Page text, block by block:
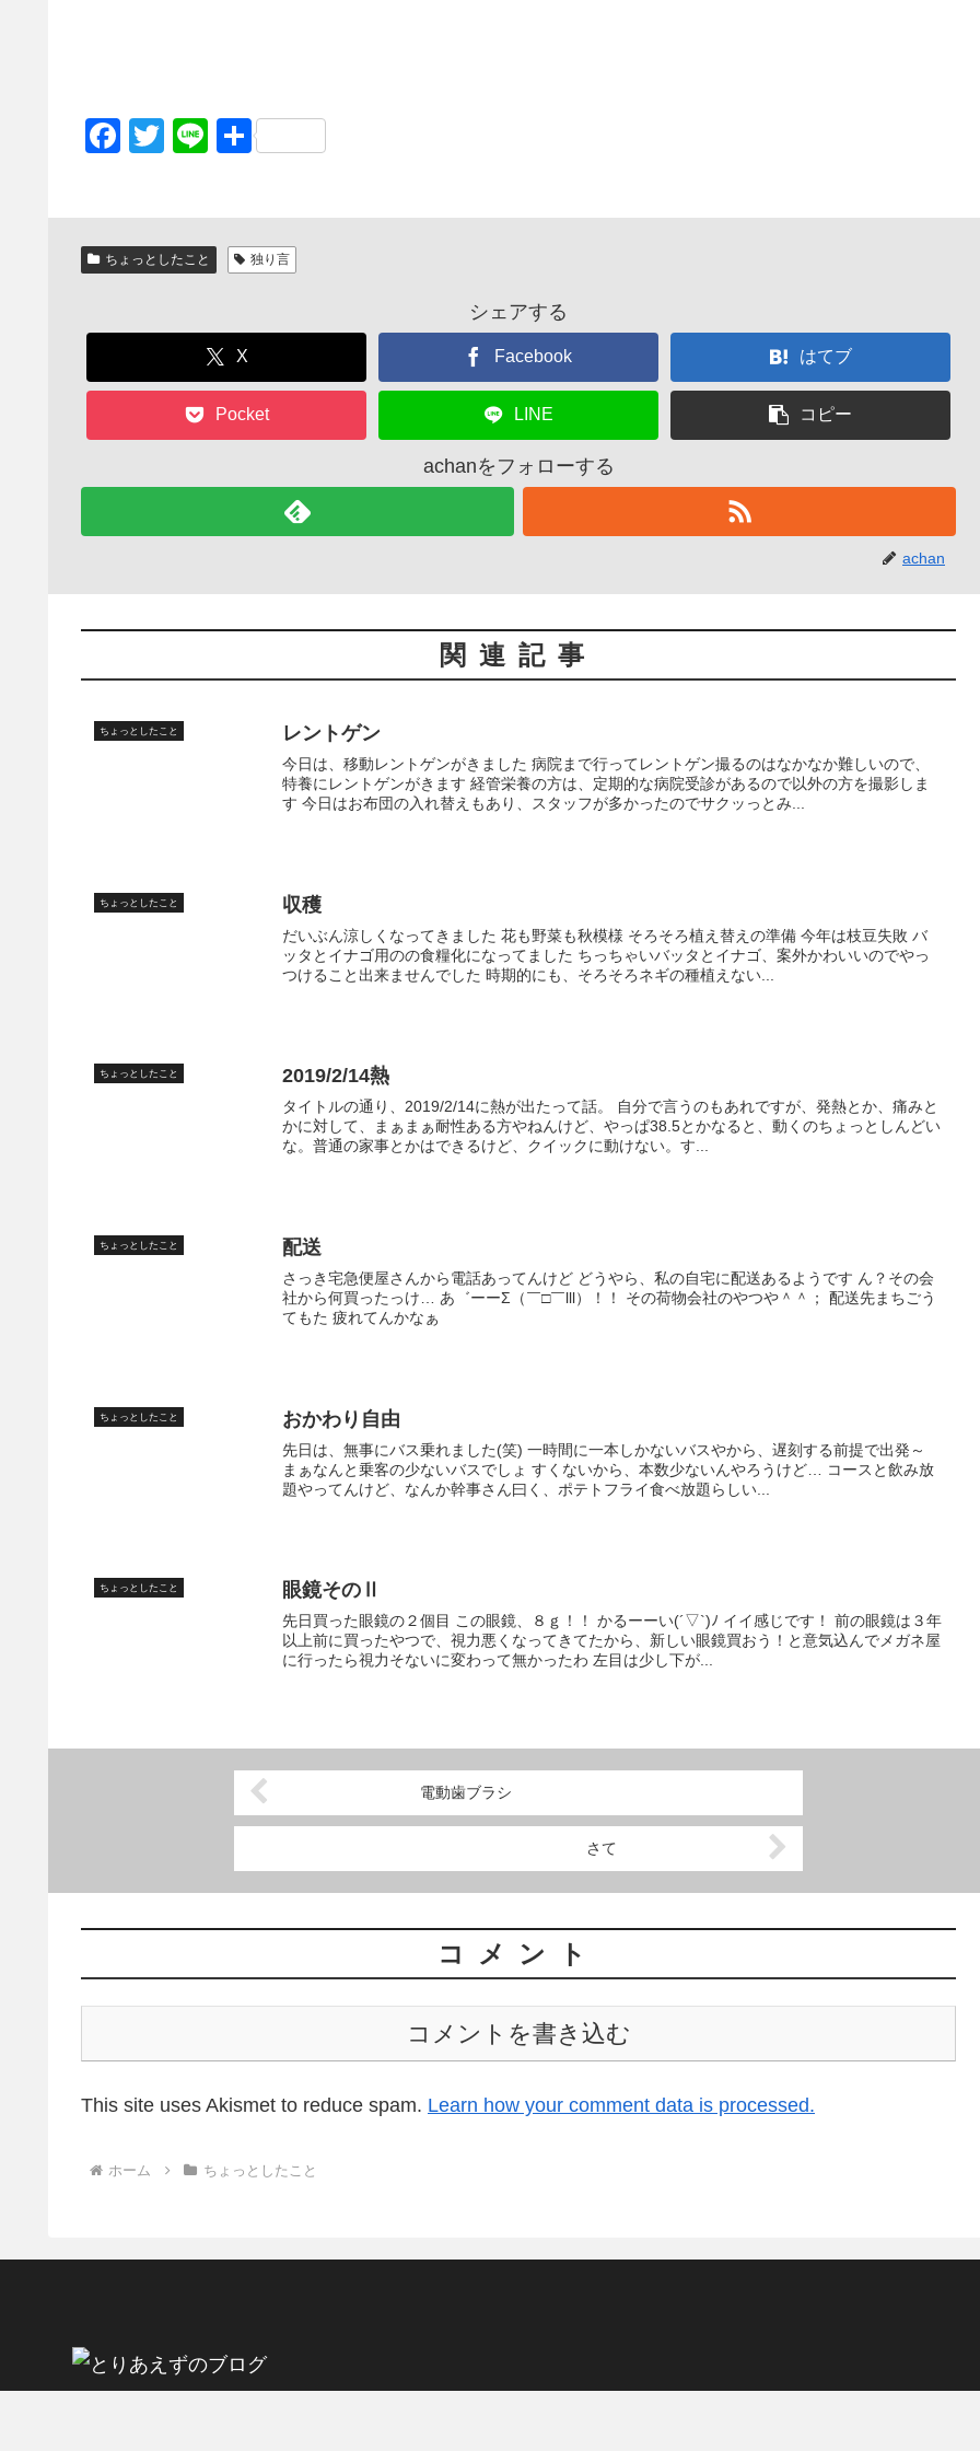
F
e
b
o
k
T
er
Li 共
ちょっとしたこと 独り言
シェアする
X Facebook はてブ
Pocket LINE コピー
achanをフォローする
achan
関連記事
ちょっとしたこと レントゲン
今日は、移動レントゲンがきました 病院まで行ってレントゲン撮るのはなかなか難しいので、
特養にレントゲンがきます 経管栄養の方は、定期的な病院受診があるので以外の方を撮影しま
す 今日はお布団の入れ替えもあり、スタッフが多かったのでサクッっとみ...
ちょっとしたこと 収穫
だいぶん涼しくなってきました 花も野菜も秋模様 そろそろ植え替えの準備 今年は枝豆失敗 バ
ッタとイナゴ用のの食糧化になってました ちっちゃいバッタとイナゴ、案外かわいいのでやっ
つけること出来ませんでした 時期的にも、そろそろネギの種植えない...
ちょっとしたこと 2019/2/14熱
タイトルの通り、2019/2/14に熱が出たって話。 自分で言うのもあれですが、発熱とか、痛みと
かに対して、まぁまぁ耐性ある方やねんけど、やっぱ38.5とかなると、動くのちょっとしんどい
な。普通の家事とかはできるけど、クイックに動けない。す...
ちょっとしたこと 配送
さっき宅急便屋さんから電話あってんけど どうやら、私の自宅に配送あるようです ん？その会
社から何買ったっけ… あ゛ーーΣ（￣□￣lll）！！ その荷物会社のやつや＾＾； 配送先まちごう
てもた 疲れてんかなぁ
ちょっとしたこと おかわり自由
先日は、無事にバス乗れました(笑) 一時間に一本しかないバスやから、遅刻する前提で出発～
まぁなんと乗客の少ないバスでしょ すくないから、本数少ないんやろうけど… コースと飲み放
題やってんけど、なんか幹事さん曰く、ポテトフライ食べ放題らしい...
ちょっとしたこと 眼鏡そのⅡ
先日買った眼鏡の２個目 この眼鏡、８ｇ！！ かるーーい(´▽`)ﾉ イイ感じです！ 前の眼鏡は３年
以上前に買ったやつで、視力悪くなってきてたから、新しい眼鏡買おう！と意気込んでメガネ屋
に行ったら視力そないに変わって無かったわ 左目は少し下が...
電動歯ブラシ
さて
コメント
コメントを書き込む
This site uses Akismet to reduce spam. Learn how your comment data is processed.
ホーム ちょっとしたこと